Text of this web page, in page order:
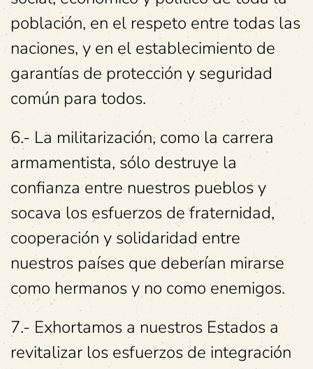
población, en el respeto entre todas las
naciones, y en el establecimiento de
garantías de protección y seguridad
común para todos.
6.- La militarización, como la carrera
armamentista, sólo destruye la
confianza entre nuestros pueblos y
socava los esfuerzos de fraternidad,
cooperación y solidaridad entre
nuestros países que deberían mirarse
como hermanos y no como enemigos.
7.- Exhortamos a nuestros Estados a
revitalizar los esfuerzos de integración